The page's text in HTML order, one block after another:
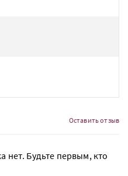
Оставить отзыв
нет. Будьте первым, кто